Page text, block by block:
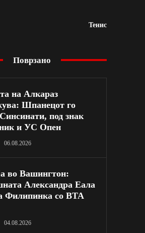
Тенис
Поврзано
на Алкараз
Шпанецот го
под знак
и УС Опен
06.08.2026
во Вашингтон:
Александра Еала
Филипинка со ВТА
04.08.2026